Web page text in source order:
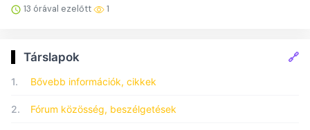
13 órával ezelőtt 1
Társlapok 🔗
1. Bővebb információk, cikkek
2. Fórum közösség, beszélgetések